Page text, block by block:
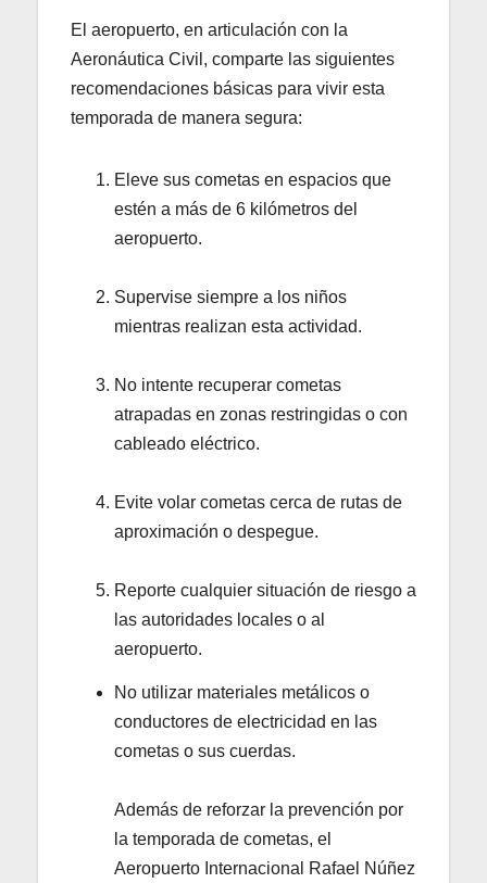
El aeropuerto, en articulación con la
Aeronáutica Civil, comparte las siguientes
recomendaciones básicas para vivir esta
temporada de manera segura:
Eleve sus cometas en espacios que
estén a más de 6 kilómetros del
aeropuerto.
Supervise siempre a los niños
mientras realizan esta actividad.
No intente recuperar cometas
atrapadas en zonas restringidas o con
cableado eléctrico.
Evite volar cometas cerca de rutas de
aproximación o despegue.
Reporte cualquier situación de riesgo a
las autoridades locales o al
aeropuerto.
No utilizar materiales metálicos o
conductores de electricidad en las
cometas o sus cuerdas.
Además de reforzar la prevención por
la temporada de cometas, el
Aeropuerto Internacional Rafael Núñez